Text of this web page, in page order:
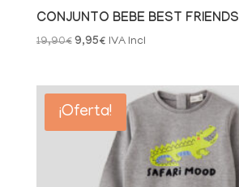
CONJUNTO BEBE BEST FRIENDS
19,90€ El
era:
19,90€.
9,95€El
es:
9,95€.
IVA Incl
¡Oferta!